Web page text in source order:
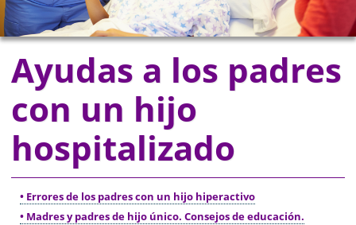
Ayudas a los padres
con un hijo
hospitalizado
• Errores de los padres con un hijo hiperactivo
• Madres y padres de hijo único. Consejos de educación.